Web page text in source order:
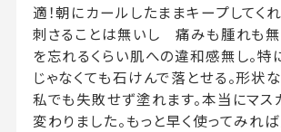
適！朝にカールしたままキープして
刺さることは無いし 痛みも腫れも無
を忘れるくらい肌への違和感無し。特
じゃなくても石けんで落とせる。形状
私でも失敗せず塗れます。本当にマス
変わりました。もっと早く使ってみれば